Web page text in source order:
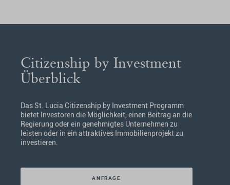
Citizenship by Investment
Überblick
Das St. Lucia Citizenship by Investment Programm
bietet Investoren die Möglichkeit, einen Beitrag an die
Regierung oder ein genehmigtes Unternehmen zu
leisten oder in ein attraktives Immobilienprojekt zu
investieren.
ANFRAGE